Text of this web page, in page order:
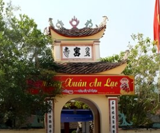
giãn Thiên nhiên Golf